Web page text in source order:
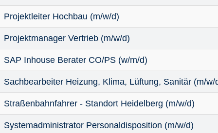
Projektleiter Hochbau (m/w/d)
Projektmanager Vertrieb (m/w/d)
SAP Inhouse Berater CO/PS (w/m/d)
Sachbearbeiter Heizung, Klima, Lüftung, Sanitär (m/w/
Straßenbahnfahrer - Standort Heidelberg (m/w/d)
Systemadministrator Personaldisposition (m/w/d)